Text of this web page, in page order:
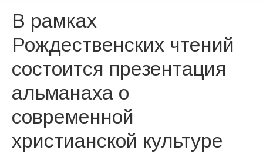
В рамках
Рождественских чтений
состоится презентация
альманаха о
современной
христианской культуре